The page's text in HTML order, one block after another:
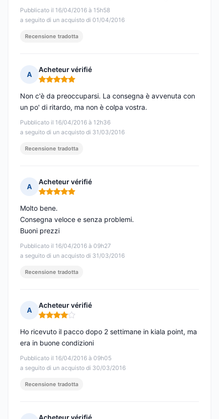
Pubblicato il 16/04/2016 à 15h58
a seguito di un acquisto di 01/04/2016
Recensione tradotta
A
Acheteur vérifié
Nota: 5 su 5
Pubblicato il 16/04/2016 à 12h36
a seguito di un acquisto di 31/03/2016
Non c'è da preoccuparsi. La consegna è avvenuta con
un po' di ritardo, ma non è colpa vostra.
Recensione tradotta
A
Acheteur vérifié
Nota: 5 su 5
Pubblicato il 16/04/2016 à 09h27
a seguito di un acquisto di 31/03/2016
Molto bene.
Consegna veloce e senza problemi.
Buoni prezzi
Recensione tradotta
A
Acheteur vérifié
Nota: 4 su 5
Pubblicato il 16/04/2016 à 09h05
a seguito di un acquisto di 30/03/2016
Ho ricevuto il pacco dopo 2 settimane in kiala point, ma
era in buone condizioni
Recensione tradotta